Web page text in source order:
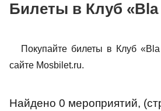
Билеты в Клуб «Bla
Покупайте билеты в Клуб
сайте Mosbilet.ru.
Найдено 0 мероприятий,